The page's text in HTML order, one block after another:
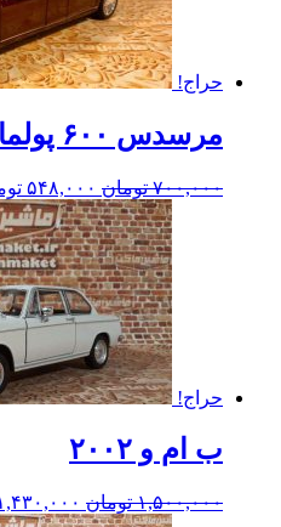
حراج!
مرسدس ۶۰۰ پولمان
۷۰۰,۰۰۰ تومان ۵۴۸,۰۰۰
حراج!
ب ام و ۲۰۰۲
۱,۵۰۰,۰۰۰ تومان